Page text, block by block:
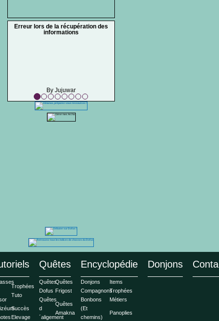
Erreur lors de la récupération des
informations
By Jujuwar
Trophées
Tuto
Succès
Elevage
Quêtes
Quêtes
Dofus
Quêtes
Frigost
Quêtes
d
´aligement
Quêtes
Amakna
Encyclopédie
Donjons
(Et
chemins)
Items
Panoplies
CompagnonsTrophées
Bonbons Métiers
Donjons